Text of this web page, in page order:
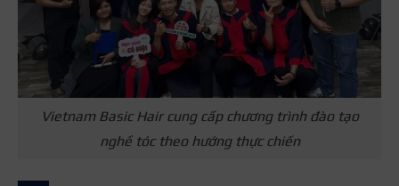
Vietnam Basic Hair cung cấp chương trình đào tạo
nghề tóc theo hướng thực chiến